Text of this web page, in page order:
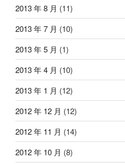
2013 年 8 月 (11)
2013 年 7 月 (10)
2013 年 5 月 (1)
2013 年 4 月 (10)
2013 年 1 月 (12)
2012 年 12 月 (12)
2012 年 11 月 (14)
2012 年 10 月 (8)